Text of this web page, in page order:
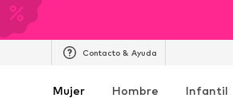
Contacto & Ayuda
Mujer Hombre Infantil